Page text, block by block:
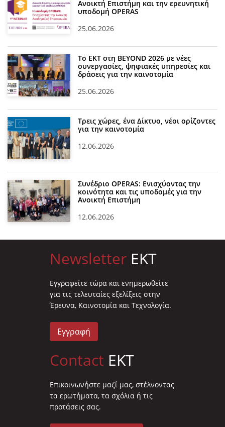
Ανοικτή Επιστήμη και την ερευνητική
υποδομή OPERAS
25.06.2026
Το ΕΚΤ στη BEYOND 2026 με νέες
συνεργασίες, ψηφιακές υπηρεσίες και
δράσεις για την καινοτομία
25.06.2026
Τρεις χώρες, ένα Δίκτυο, νέοι ορίζοντες
για την καινοτομία
12.06.2026
Συνέδριο OPERAS: Ενισχύοντας την
κοινότητα και τις υποδομές για την
Ανοικτή Επιστήμη
12.06.2026
Newsletter EKT
Eγγραφείτε τώρα και ενημερωθείτε
για τις τελευταίες εξελίξεις στην
Έρευνα, Καινοτομία και Τεχνολογία.
Εγγραφή
Contact EKT
Επικοινωνήστε μαζί μας, στέλνοντας
τα ερωτήματα, τα σχόλια ή τις
προτάσεις σας.